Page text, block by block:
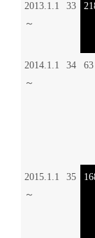
2013.1.1
～
33
2014.1.1
～
34 63
2015.1.1
～
35